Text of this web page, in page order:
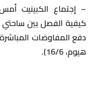
– إجتماع الكبينيت
كيفية الفصل بين ساحتي
دفع المفاوضات
هيوم، 16/6).